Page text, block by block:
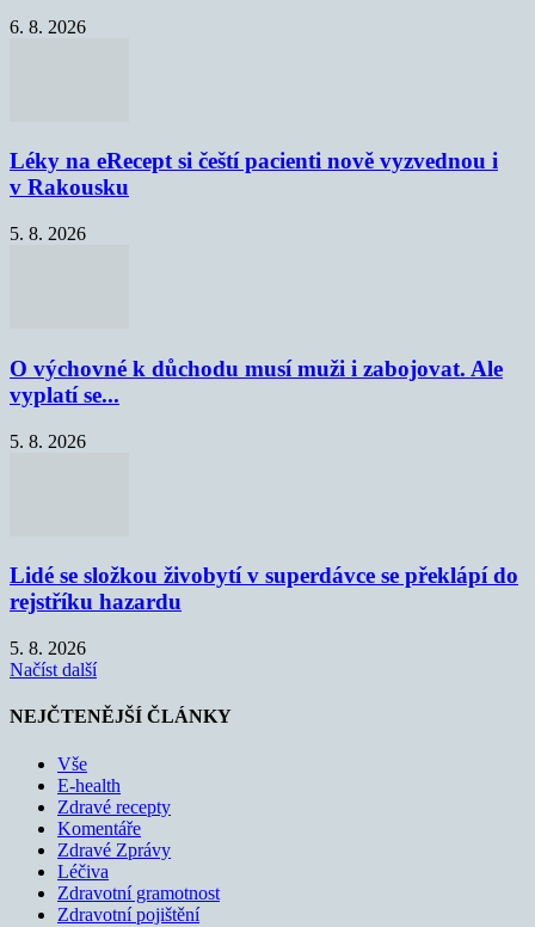
6. 8. 2026
Léky na eRecept si čeští pacienti nově vyzvednou i
v Rakousku
5. 8. 2026
O výchovné k důchodu musí muži i zabojovat. Ale
vyplatí se...
5. 8. 2026
Lidé se složkou živobytí v superdávce se překlápí do
rejstříku hazardu
5. 8. 2026
Načíst další
NEJČTENĚJŠÍ ČLÁNKY
Vše
E-health
Zdravé recepty
Komentáře
Zdravé Zprávy
Léčiva
Zdravotní gramotnost
Zdravotní pojištění